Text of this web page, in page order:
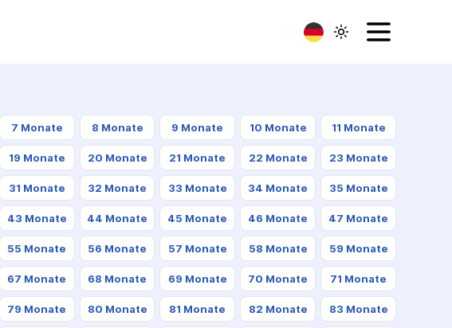
7 Monate 8 Monate 9 Monate 10 Monate 11 Monate
19 Monate 20 Monate 21 Monate 22 Monate 23 Monate
31 Monate 32 Monate 33 Monate 34 Monate 35 Monate
43 Monate 44 Monate 45 Monate 46 Monate 47 Monate
55 Monate 56 Monate 57 Monate 58 Monate 59 Monate
67 Monate 68 Monate 69 Monate 70 Monate 71 Monate
79 Monate 80 Monate 81 Monate 82 Monate 83 Monate